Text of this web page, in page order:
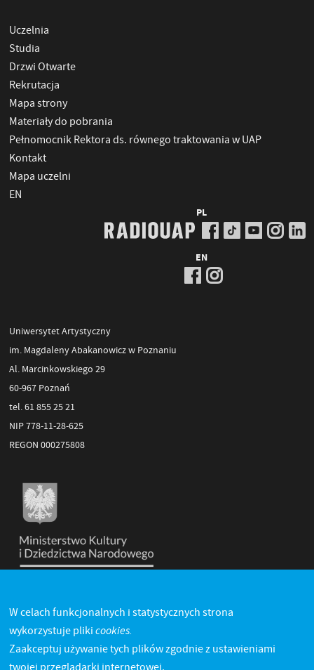
Uczelnia
Studia
Drzwi Otwarte
Rekrutacja
Mapa strony
Materiały do pobrania
Pełnomocnik Rektora ds. równego traktowania w UAP
Kontakt
Mapa uczelni
EN
PL
EN
Uniwersytet Artystyczny
im. Magdaleny Abakanowicz w Poznaniu
Al. Marcinkowskiego 29
60-967 Poznań
tel. 61 855 25 21
NIP 778-11-28-625
REGON 000275808
W celach funkcjonalnych i statystycznych strona
wykorzystuje pliki cookies.
Zaakceptuj używanie tych plików zgodnie z ustawieniami
twojej przeglądarki internetowej.